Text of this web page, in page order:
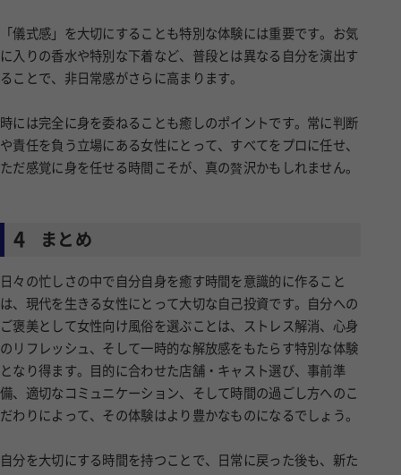
「儀式感」を大切にすることも特別な体験には重要です。お気
に入りの香水や特別な下着など、普段とは異なる自分を演出す
ることで、非日常感がさらに高まります。
時には完全に身を委ねることも癒しのポイントです。常に判断
や責任を負う立場にある女性にとって、すべてをプロに任せ、
ただ感覚に身を任せる時間こそが、真の贅沢かもしれません。
4 まとめ
日々の忙しさの中で自分自身を癒す時間を意識的に作ること
は、現代を生きる女性にとって大切な自己投資です。自分への
ご褒美として女性向け風俗を選ぶことは、ストレス解消、心身
のリフレッシュ、そして一時的な解放感をもたらす特別な体験
となり得ます。目的に合わせた店舗・キャスト選び、事前準
備、適切なコミュニケーション、そして時間の過ごし方へのこ
だわりによって、その体験はより豊かなものになるでしょう。
自分を大切にする時間を持つことで、日常に戻った後も、新た